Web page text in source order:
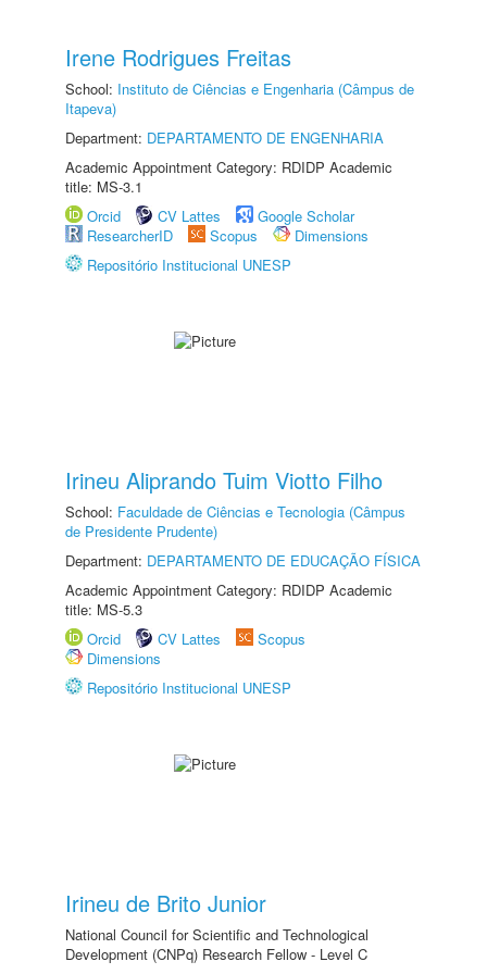
Irene Rodrigues Freitas
School: Instituto de Ciências e Engenharia (Câmpus de
Itapeva)
Department: DEPARTAMENTO DE ENGENHARIA
Academic Appointment Category: RDIDP Academic
title: MS-3.1
Orcid
CV Lattes
Google Scholar
ResearcherID
Scopus
Dimensions
Repositório Institucional UNESP
Irineu Aliprando Tuim Viotto Filho
School: Faculdade de Ciências e Tecnologia (Câmpus
de Presidente Prudente)
Department: DEPARTAMENTO DE EDUCAÇÃO FÍSICA
Academic Appointment Category: RDIDP Academic
title: MS-5.3
Orcid
CV Lattes
Scopus
Dimensions
Repositório Institucional UNESP
Irineu de Brito Junior
National Council for Scientific and Technological
Development (CNPq) Research Fellow - Level C